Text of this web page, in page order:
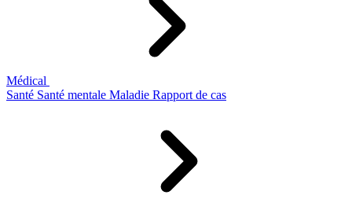
Médical
Santé Santé mentale Maladie Rapport de cas